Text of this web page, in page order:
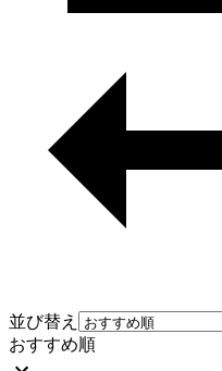
並び替え
おすすめ順